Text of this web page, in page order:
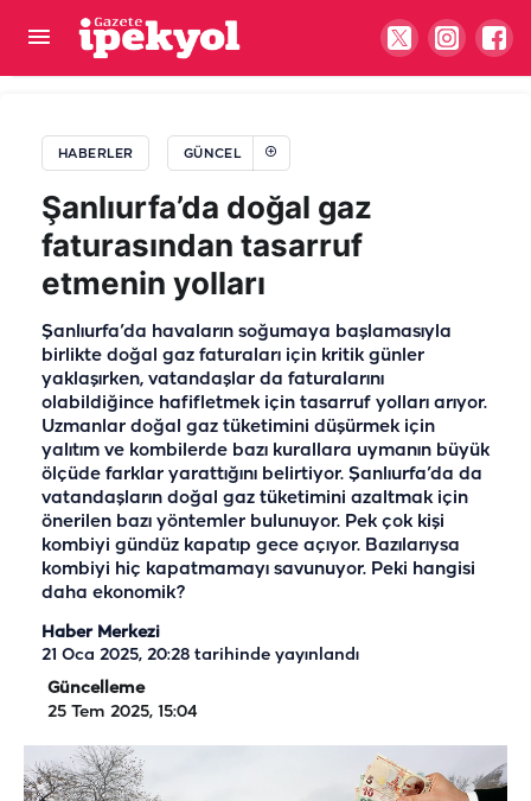
HABERLER GÜNCEL
Şanlıurfa’da doğal gaz
faturasından tasarruf
etmenin yolları
Şanlıurfa’da havaların soğumaya başlamasıyla
birlikte doğal gaz faturaları için kritik günler
yaklaşırken, vatandaşlar da faturalarını
olabildiğince hafifletmek için tasarruf yolları arıyor.
Uzmanlar doğal gaz tüketimini düşürmek için
yalıtım ve kombilerde bazı kurallara uymanın büyük
ölçüde farklar yarattığını belirtiyor. Şanlıurfa’da da
vatandaşların doğal gaz tüketimini azaltmak için
önerilen bazı yöntemler bulunuyor. Pek çok kişi
kombiyi gündüz kapatıp gece açıyor. Bazılarıysa
kombiyi hiç kapatmamayı savunuyor. Peki hangisi
daha ekonomik?
Haber Merkezi
21 Oca 2025, 20:28 tarihinde yayınlandı
Güncelleme
25 Tem 2025, 15:04
Eyyübiye’de 5 farklı noktada ücretsiz YKS tercih